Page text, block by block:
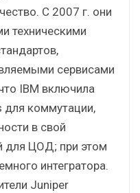
С 2007 г. они
техническими
сервисами
IBM включила
для коммутации,
в свой
для ЦОД; при этом
интегратора.
Juniper